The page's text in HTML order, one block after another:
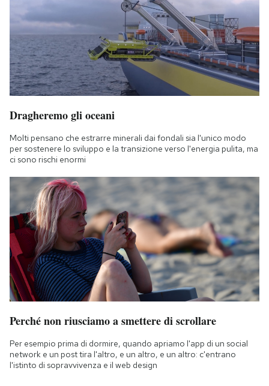
Dragheremo gli oceani
Molti pensano che estrarre minerali dai fondali sia l'unico modo
per sostenere lo sviluppo e la transizione verso l'energia pulita, ma
ci sono rischi enormi
Perché non riusciamo a smettere di scrollare
Per esempio prima di dormire, quando apriamo l'app di un social
network e un post tira l'altro, e un altro, e un altro: c'entrano
l'istinto di sopravvivenza e il web design